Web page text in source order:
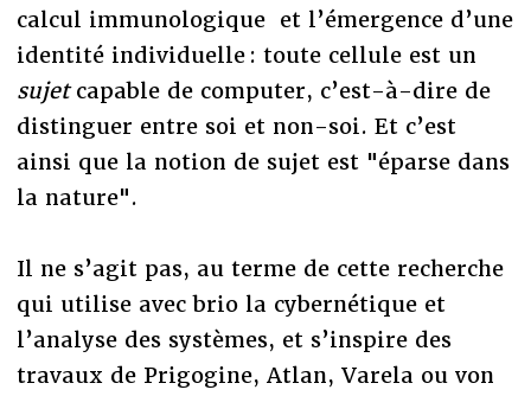
calcul immunologique et l’émergence d’une
identité individuelle : toute cellule est un
sujetcapable de computer, c’est-à-dire de
distinguer entre soi et non-soi. Et c’est
ainsi que la notion de sujet est "éparse dans
la nature".
Il ne s’agit pas, au terme de cette recherche
qui utilise avec brio la cybernétique et
l’analyse des systèmes, et s’inspire des
travaux de Prigogine, Atlan, Varela ou von